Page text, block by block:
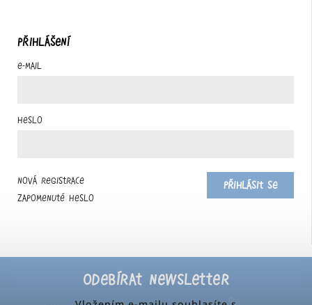
Odebírat newsletter
PŘIHLÁŠENÍ
E-mail
Heslo
Přihlásit se
Nová registrace
Zapomenuté heslo